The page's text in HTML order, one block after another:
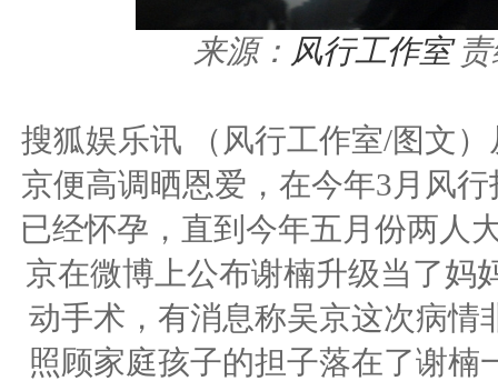
来源： 风行工作室
搜狐娱乐讯 （风行工作室/图文
京便高调晒恩爱，在今年3月风
已经怀孕，直到今年五月份两人
京在微博上公布谢楠升级当了妈
动手术，有消息称吴京这次病情
照顾家庭孩子的担子落在了谢